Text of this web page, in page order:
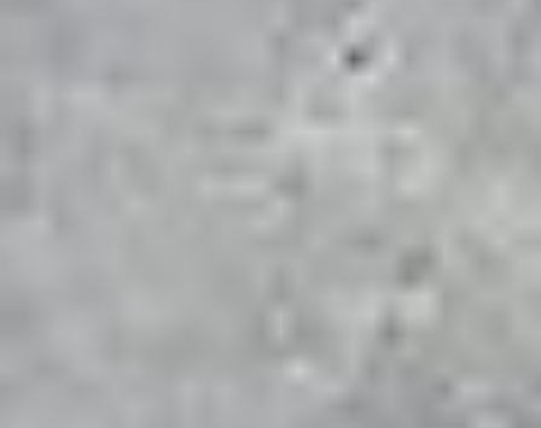
IHR ZUVERLÄSSIGER
PARTNER FÜR:
ODER TERRASSENBAU IN
BERLIN UND
BRANDENBURG.